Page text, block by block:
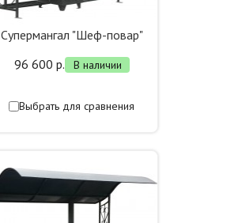
Супермангал "Шеф-повар"
96 600 р.
В наличии
Выбрать для сравнения